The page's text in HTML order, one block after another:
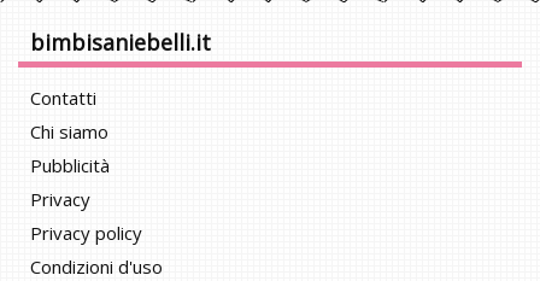
bimbisaniebelli.it
Contatti
Chi siamo
Pubblicità
Privacy
Privacy policy
Condizioni d'uso